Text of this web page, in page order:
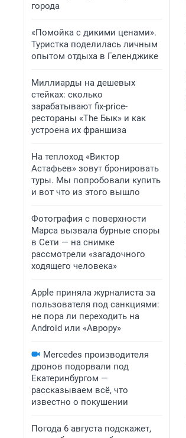
города
«Помойка с дикими ценами».
Туристка поделилась личным
опытом отдыха в Геленджике
Миллиарды на дешевых
стейках: сколько
зарабатывают fix-price-
рестораны «The Бык» и как
устроена их франшиза
На теплоход «Виктор
Астафьев» зовут бронировать
туры. Мы попробовали купить
и вот что из этого вышло
Фотография с поверхности
Марса вызвала бурные споры
в Сети — на снимке
рассмотрели «загадочного
ходящего человека»
Apple приняла журналиста за
пользователя под санкциями:
не пора ли переходить на
Android или «Аврору»
Mercedes производителя
дронов подорвали под
Екатеринбургом —
рассказываем всё, что
известно о покушении
Погода 6 августа подскажет,